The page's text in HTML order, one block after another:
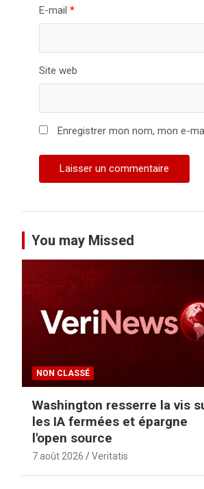
E-mail *
Site web
Enregistrer mon nom, mon e-
You may Missed
NON CLASSÉ
Washington resserre la vis
les IA fermées et épargne
l'open source
7 août 2026 Veritatis